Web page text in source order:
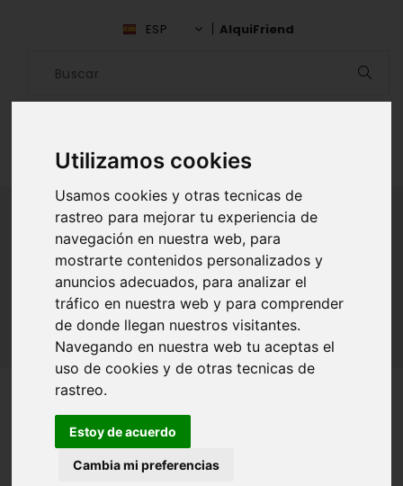
Utilizamos cookies
Usamos cookies y otras tecnicas de
rastreo para mejorar tu experiencia de
navegación en nuestra web, para
mostrarte contenidos personalizados y
anuncios adecuados, para analizar el
tráfico en nuestra web y para comprender
de donde llegan nuestros visitantes.
Navegando en nuestra web tu aceptas el
uso de cookies y de otras tecnicas de
rastreo.
Estoy de acuerdo
Cambia mi preferencias
ESP AlquiFriend
ALQUILAR AMIGO
Inicio Amigos Los Ríos Oscar Contreras